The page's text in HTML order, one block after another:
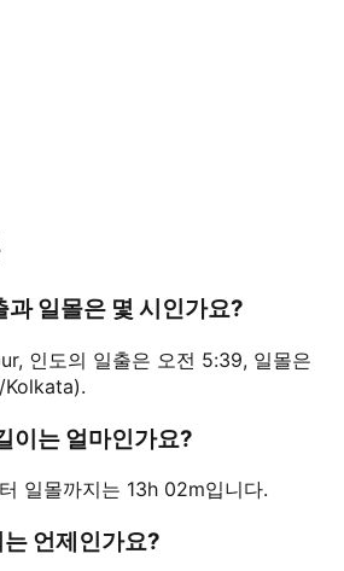
일몰은 몇 시인가요?
인도의 일출은 오전 5:39, 일몰은
Kolkata).
이는 얼마인가요?
일몰까지는 13h 02m입니다.
언제인가요?